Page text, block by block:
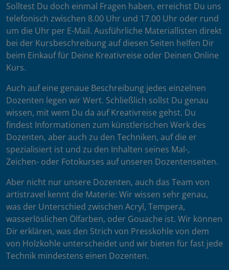
Solltest Du doch einmal Fragen haben, erreichst Du uns
telefonisch zwischen 8.00 Uhr und 17.00 Uhr oder rund
um die Uhr per E-Mail. Ausführliche Materiallisten direkt
bei der Kursbeschreibung auf diesen Seiten helfen Dir
beim Einkauf für Deine Kreativreise oder Deinen Online
Kurs.
Auch auf eine genaue Beschreibung jedes einzelnen
Dozenten legen wir Wert. Schließlich sollst Du genau
wissen, mit wem Du da auf Kreativreise gehst. Du
findest Informationen zum künstlerischen Werk des
Dozenten, aber auch zu den Techniken, auf die er
spezialisiert ist und zu den Inhalten seines Mal-,
Zeichen- oder Fotokurses auf unseren Dozentenseiten.
Aber nicht nur unsere Dozenten, auch das Team von
artistravel kennt die Materie: Wir wissen sehr genau,
was der Unterschied zwischen Acryl, Tempera,
wasserlöslichen Ölfarben, oder Gouache ist. Wir können
Dir erklären, was den Strich von Presskohle von dem
von Holzkohle unterscheidet und wir bieten für fast jede
Technik mindestens einen Dozenten.